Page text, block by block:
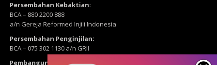
Persembahan Kebaktian:
BCA – 880 2200 888
a/n Gereja Reformed Injili Indonesia
Persembahan Penginjilan:
BCA – 075 302 1130 a/n GRII
Pembangunan: